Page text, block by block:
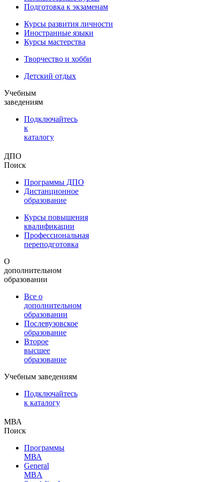
Подготовка к экзаменам
Курсы развития личности
Иностранные языки
Курсы мастерства
Творчество и хобби
Детский отдых
Учебным
заведениям
Подключайтесь
к
каталогу
ДПО
Поиск
Программы ДПО
Дистанционное
образование
Курсы повышения
квалификации
Профессиональная
переподготовка
О
дополнительном
образовании
Все о
дополнительном
образовании
Послевузовское
образование
Второе
высшее
образование
Учебным заведениям
Подключайтесь
к каталогу
МВА
Поиск
Программы
МВА
General
MBA